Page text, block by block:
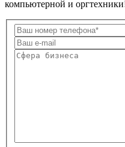
компьютерной и